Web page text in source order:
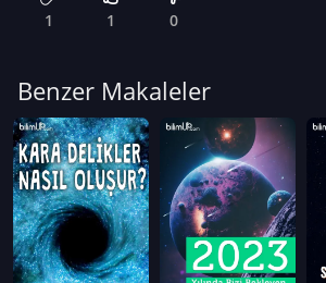
1 1 0
Benzer Makaleler